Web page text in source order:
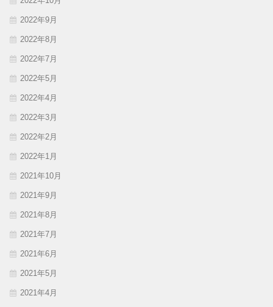
2022年9月
2022年8月
2022年7月
2022年5月
2022年4月
2022年3月
2022年2月
2022年1月
2021年10月
2021年9月
2021年8月
2021年7月
2021年6月
2021年5月
2021年4月